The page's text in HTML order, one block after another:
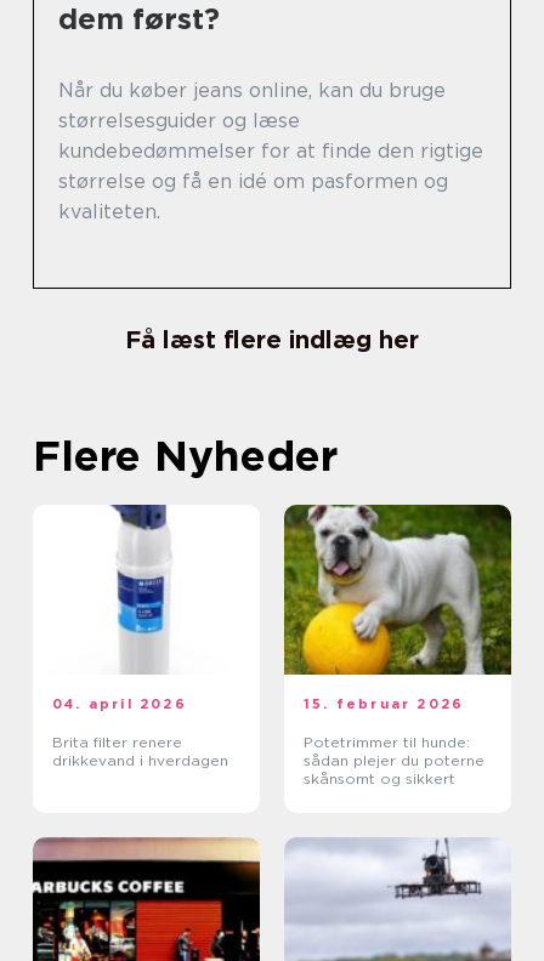
dem først?
Når du køber jeans online, kan du bruge
størrelsesguider og læse
kundebedømmelser for at finde den rigtige
størrelse og få en idé om pasformen og
kvaliteten.
Få læst flere indlæg her
Flere Nyheder
04. april 2026
Brita filter renere
drikkevand i hverdagen
15. februar 2026
Potetrimmer til hunde:
sådan plejer du poterne
skånsomt og sikkert